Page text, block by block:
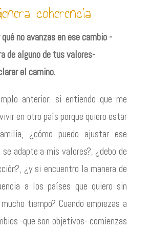
coherencia
no avanzas en ese cambio -
de alguno de tus valores-
el camino.
anterior: si entiendo que me
en otro país porque quiero estar
¿cómo puedo ajustar ese
se adapte a mis valores?, ¿debo de
¿y si encuentro la manera de
a los países que quiero sin
tiempo? Cuando empiezas a
-que son objetivos- comienzas